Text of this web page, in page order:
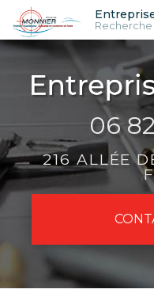
Aller
au
contenu
principal
06
216 ALLÉE